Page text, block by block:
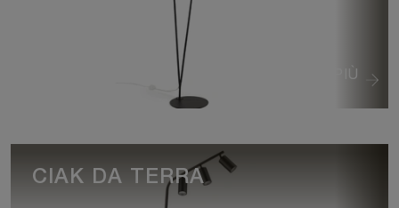
VEDI DI PIÙ
CIAK DA TERRA